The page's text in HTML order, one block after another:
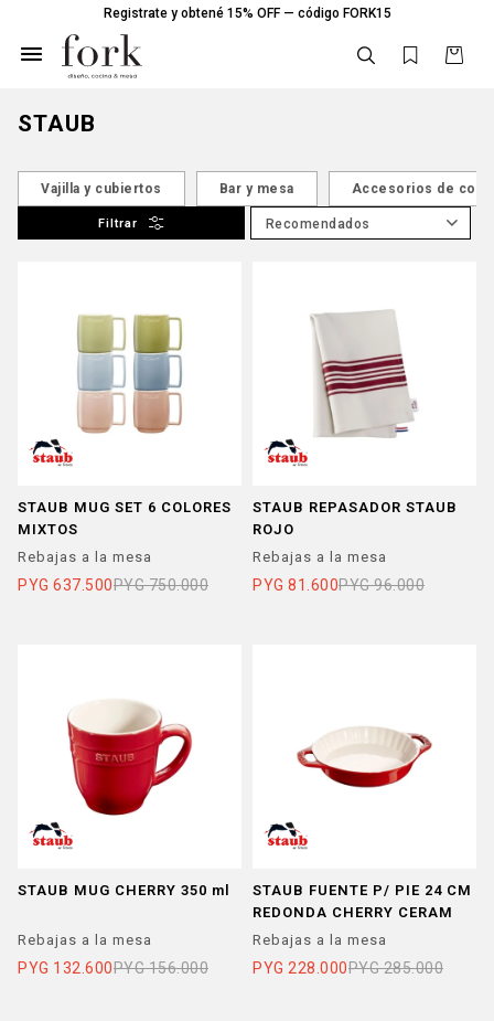
Registrate y obtené 15% OFF — código FORK15

STAUB
Vajilla y cubiertos Bar y mesa Accesorios de
Recomendados
STAUB MUG SET 6 COLORES
MIXTOS
Rebajas a la mesa
PYG 637.500PYG 750.000
STAUB REPASADOR STAUB
ROJO
Rebajas a la mesa
PYG 81.600PYG 96.000
STAUB MUG CHERRY 350 ml
Rebajas a la mesa
PYG 132.600PYG 156.000
STAUB FUENTE P/ PIE 24 CM
REDONDA CHERRY CERAM
Rebajas a la mesa
PYG 228.000PYG 285.000